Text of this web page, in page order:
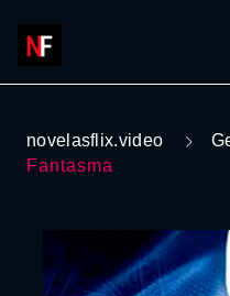
novelasflix.video
Fantasma